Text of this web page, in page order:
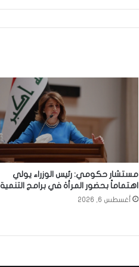
مستشار حكومي: رئيس الوزراء يولي
اهتماماً بحضور المرأة في برامج التنمية
أغسطس 6, 2026